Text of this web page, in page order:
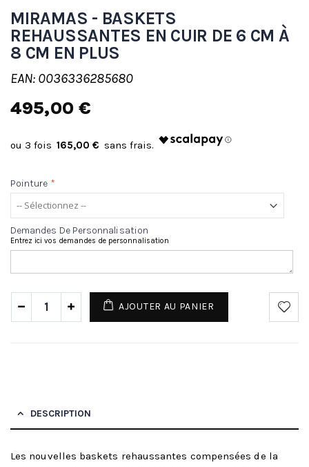
MIRAMAS - BASKETS
REHAUSSANTES EN CUIR DE 6 CM À
8 CM EN PLUS
EAN: 0036336285680
495,00 €
165,00 €
Pointure *
Demandes De Personnalisation
Entrez ici vos demandes de personnalisation
AJOUTER AU PANIER
DESCRIPTION
Les nouvelles baskets rehaussantes compensées de la